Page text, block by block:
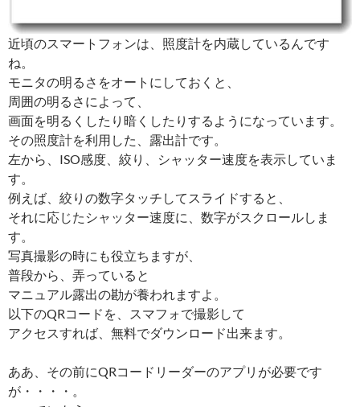
近頃のスマートフォンは、照度計を内蔵しているんです
ね。
モニタの明るさをオートにしておくと、
周囲の明るさによって、
画面を明るくしたり暗くしたりするようになっています。
その照度計を利用した、露出計です。
左から、ISO感度、絞り、シャッター速度を表示していま
す。
例えば、絞りの数字タッチしてスライドすると、
それに応じたシャッター速度に、数字がスクロールしま
す。
写真撮影の時にも役立ちますが、
普段から、弄っていると
マニュアル露出の勘が養われますよ。
以下のQRコードを、スマフォで撮影して
アクセスすれば、無料でダウンロード出来ます。
ああ、その前にQRコードリーダーのアプリが必要です
が・・・・。